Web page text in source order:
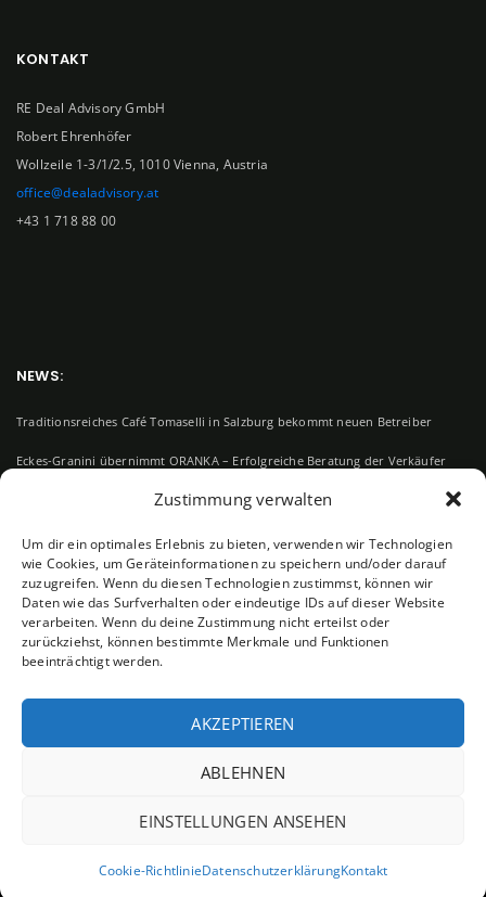
Zustimmung verwalten
Um dir ein optimales Erlebnis zu bieten, verwenden wir Technologien
wie Cookies, um Geräteinformationen zu speichern und/oder darauf
zuzugreifen. Wenn du diesen Technologien zustimmst, können wir
Daten wie das Surfverhalten oder eindeutige IDs auf dieser Website
verarbeiten. Wenn du deine Zustimmung nicht erteilst oder
zurückziehst, können bestimmte Merkmale und Funktionen
beeinträchtigt werden.
AKZEPTIEREN
ABLEHNEN
EINSTELLUNGEN ANSEHEN
Cookie-RichtlinieDatenschutzerklärungKontakt
KONTAKT
RE Deal Advisory GmbH
Robert Ehrenhöfer
Wollzeile 1-3/1/2.5, 1010 Vienna, Austria
office@dealadvisory.at
+43 1 718 88 00
NEWS:
Traditionsreiches Café Tomaselli in Salzburg bekommt neuen Betreiber
Eckes-Granini übernimmt ORANKA – Erfolgreiche Beratung der Verkäufer
Der schwedische Küchenspezialist Ballingslöv International wird neuer
Eigentümer von DANKÜCHEN
Neuer Alleinaktionär bei Vienna House bestätigt
Linkedin